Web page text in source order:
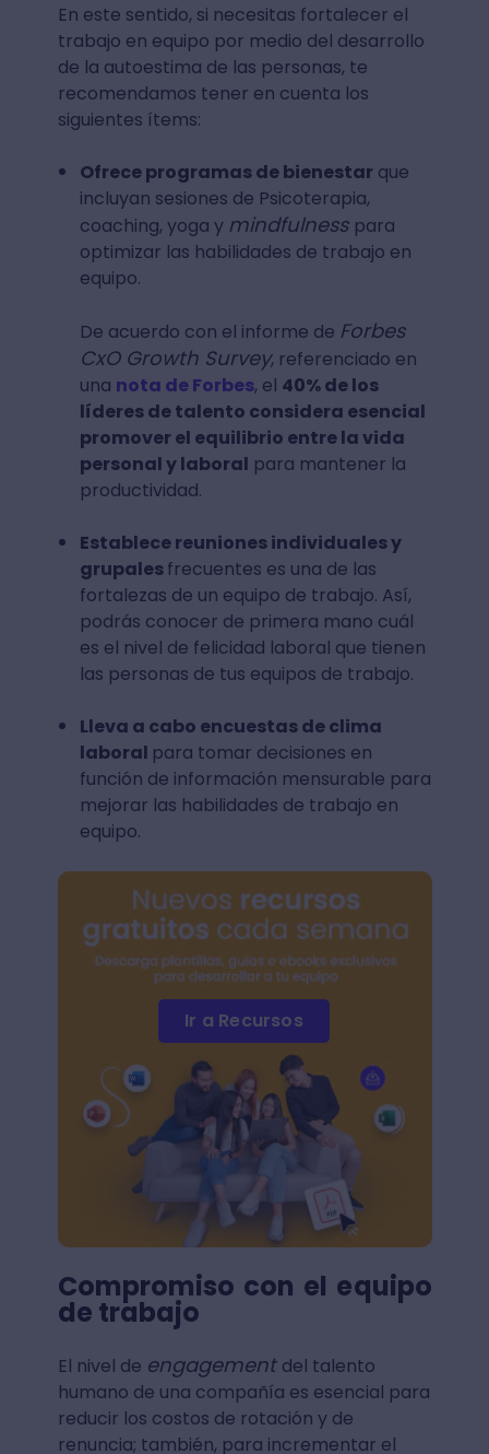
En este sentido, si necesitas fortalecer el
trabajo en equipo por medio del desarrollo
de la autoestima de las personas, te
recomendamos tener en cuenta los
siguientes ítems:
Ofrece programas de bienestar que
incluyan sesiones de Psicoterapia,
coaching, yoga y mindfulness para
optimizar las habilidades de trabajo en
equipo.
De acuerdo con el informe de Forbes
CxO Growth Survey, referenciado en
una nota de Forbes, el 40% de los
líderes de talento considera esencial
promover el equilibrio entre la vida
personal y laboral para mantener la
productividad.
Establece reuniones individuales y
grupalesfrecuentes es una de las
fortalezas de un equipo de trabajo. Así,
podrás conocer de primera mano cuál
es el nivel de felicidad laboral que tienen
las personas de tus equipos de trabajo.
Lleva a cabo encuestas de clima
laboral para tomar decisiones en
función de información mensurable para
mejorar las habilidades de trabajo en
equipo.
Ir a Recursos
Compromiso con el equipo
de trabajo
El nivel de engagement del talento
humano de una compañía es esencial para
reducir los costos de rotación y de
renuncia; también, para incrementar el